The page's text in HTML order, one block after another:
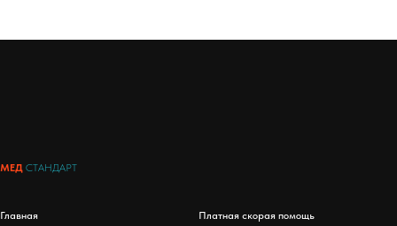
МЕД СТАНДАРТ
Главная Платная скорая помощь